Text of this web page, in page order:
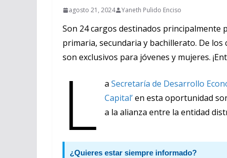
agosto 21, 2024 Yaneth Pulido Enciso
Son 24 cargos destinados principalmente
primaria, secundaria y bachillerato. De
son exclusivos para jóvenes y mujeres.
L aSecretaría de Desarrollo
Capital’en esta oportunidad
a la alianza entre la entidad
¿Quieres estar siempre informado?